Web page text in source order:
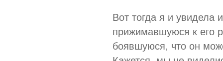
Вот тогда я и
прижимавшуюся к его
боявшуюся, что он